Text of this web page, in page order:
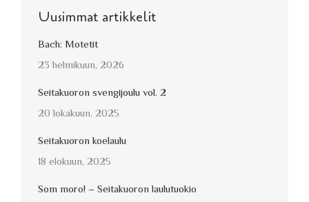
Uusimmat artikkelit
Bach: Motetit
23 helmikuun, 2026
Seitakuoron svengijoulu vol. 2
20 lokakuun, 2025
Seitakuoron koelaulu
18 elokuun, 2025
Som moro! – Seitakuoron laulutuokio